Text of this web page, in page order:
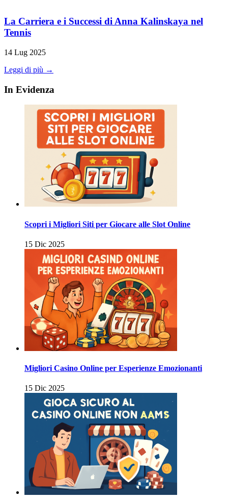
La Carriera e i Successi di Anna Kalinskaya nel
Tennis
14 Lug 2025
Leggi di più →
In Evidenza
Scopri i Migliori Siti per Giocare alle Slot Online
15 Dic 2025
Migliori Casino Online per Esperienze Emozionanti
15 Dic 2025